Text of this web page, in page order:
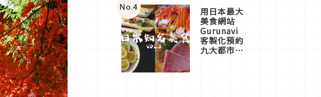
No.4 用日本最大
美食網站
Gurunavi
客製化預約
九大都市餐